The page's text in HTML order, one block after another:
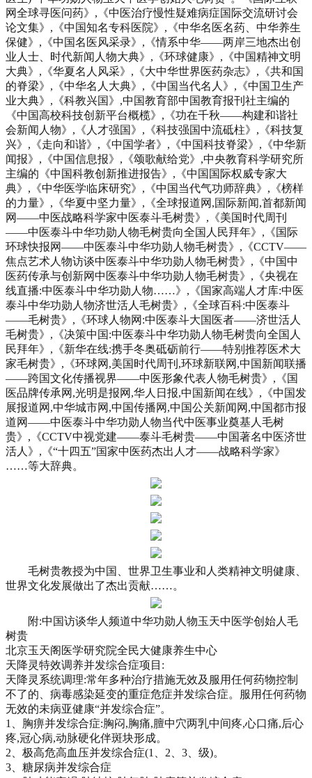
网全球寻医问药》,《中医治疗慢性疑难病症国际交流研讨会
论文集》,《中国知名专科医院》,《中华名医名药、中华养生
保健》,《中国名医风采录》,《情系中华——两岸三地杰出创
业人士、时代新闻人物大典》,《环球健康》,《中国精神文明
大典》,《华夏名人风采》,《大中华世界医药杂志》,《共和国
的脊梁》,《中华名人大典》,《中国当代名人》,《中国卫生产
业大典》,《科教兴国》,中国教育部中国教育报刊社主编的
《中国高校科技创新平台概榄》,《功在千秋——构建和谐社
会新闻人物》,《人才强国》,《科技强国中流砥柱》,《科技复
兴》,《走向和谐》,《中国学者》,《中国科技脊梁》,《中华新
闻报》,《中国信息报》,《颂歌献给党》,中央教育科学研究所
主编的《中国科教创新推进报告》,《中国国际权威专家大
典》,《中华医学临床研究》,《中国当代气功师辞典》,《榜样
的力量》,《华夏中坚力量》,《全球报道网,国际新闻,首都新闻
网——中医战略科学家中医泰斗毛树贵》,《美国时代周刊
——中医泰斗中华功勋人物毛树贵向全国人民拜年》,《国际
环球快报网——中医泰斗中华功勋人物毛树贵》,《CCTV——
焦点艺术人物访谈中医泰斗中华功勋人物毛树贵》,《中国中
医药传承与创新网中医泰斗中华功勋人物毛树贵》,《央视在
线直播:中医泰斗中华功勋人物……》,《国家高端人才库:中医
泰斗中华功勋人物济世活人毛树贵》,《全球百科:中医泰斗
——毛树贵》,《环球人物网:中医泰斗大国医者——济世活人
毛树贵》,《决策中国:中医泰斗中华功勋人物毛树贵向全国人
民拜年》,《新华在线:携手冬奥砥砺前行——特别推荐医术大
家毛树贵》,《环球网,美国时代周刊,环球新联网,中国新闻联播
——跨国文化传播视界——中医形象代表人物毛树贵》,《国
医品牌传承网,光明是报网,华人日报,中国新闻在线》,《中国发
展报道网,中华城市网,中国传播网,中国公关新闻网,中国都市报
道网——中医泰斗中华功勋人物当代中医事业奠基人毛树
贵》,《CCTV中视党建——泰斗毛树贵——中国著名中医济世
活人》,《“十四五”国家中医药杰出人才——战略科学家》
……等大辞典。
毛树贵教授为中国、世界卫生事业和人类精神文明健康、
世界文化发展做出了杰出贡献……。
附:中国访谈华人频道中华功勋人物玉天中医学创始人毛
树贵
北京玉天阁医学研究院全民大健康养生中心
天降灵特效调养并发综合症项目:
天降灵系统调理:常年多种治疗措施无效及服用任何药物控制
不了的、病毒感染延变的重症危症并发综合症。服用任何药物
无效的未病亚健康“并发综合症”。
1、胸痹并发综合症:胸闷,胸痛,膻中穴两乳中间疼,心口痛,后心
疼,冠心病,动脉硬化伴斑块形成。
2、极高危高血压并发综合症(1、2、3、级)。
3、糖尿病并发综合症